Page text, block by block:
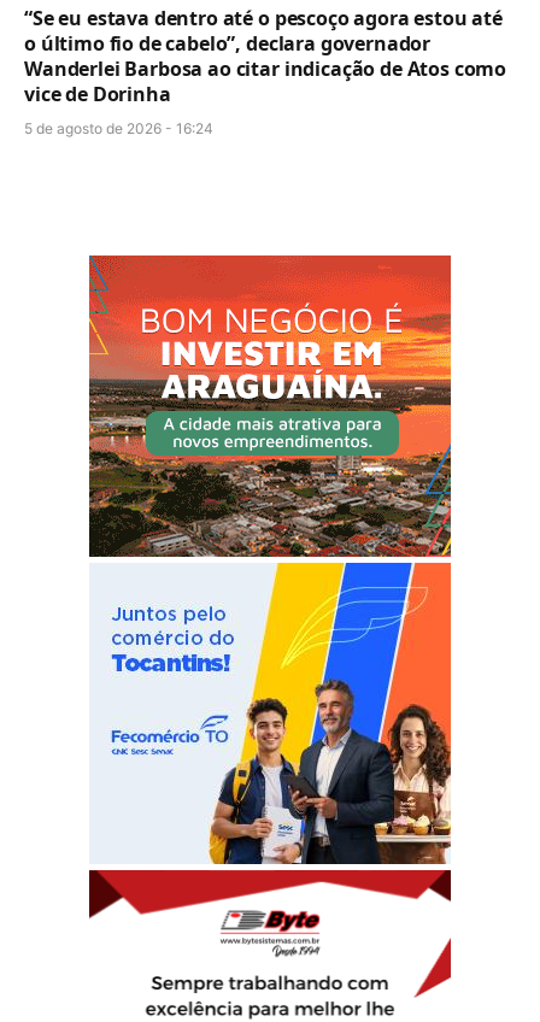
“Se eu estava dentro até o pescoço agora estou até
o último fio de cabelo”, declara governador
Wanderlei Barbosa ao citar indicação de Atos como
vice de Dorinha
5 de agosto de 2026 - 16:24